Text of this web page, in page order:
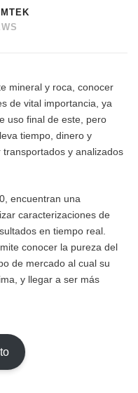
mineral y roca, conocer
de vital importancia, ya
uso final de este, pero
tiempo, dinero y
y analizados
encuentran una
caracterizaciones de
en tiempo real.
conocer la pureza del
de mercado al cual su
y llegar a ser más